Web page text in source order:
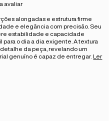
avaliar
alongadas e estrutura firme
e elegância com precisão. Seu
estabilidade e capacidade
o dia a dia exigente. A textura
da peça, revelando um
genuíno é capaz de entregar. Ler